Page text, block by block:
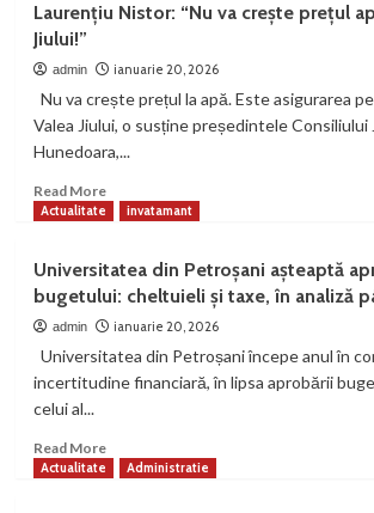
de
încheie
contracte
cu
CAS
Laurențiu Nistor: “Nu va crește prețul
Jiului!”
admin ianuarie 20, 2026
Nu va crește prețul la apă. Este asigurarea
Valea Jiului, o susține președintele Consiliului
Hunedoara,...
Read MoreRead
more
Nistor:
“Nu
va
apei
Jiului!”
Actualitate invatamant
Universitatea din Petroșani așteaptă
bugetului: cheltuieli și taxe, în analiză
admin ianuarie 20, 2026
Universitatea din Petroșani începe anul în
incertitudine financiară, în lipsa aprobării
celui al...
Read MoreRead
more
Actualitate Administratie